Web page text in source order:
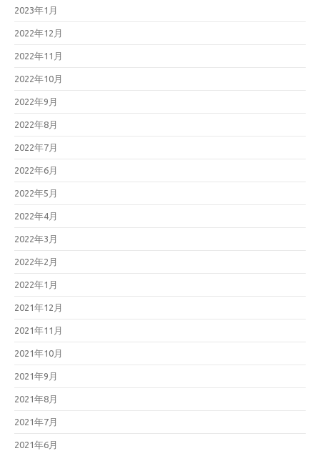
2023年1月
2022年12月
2022年11月
2022年10月
2022年9月
2022年8月
2022年7月
2022年6月
2022年5月
2022年4月
2022年3月
2022年2月
2022年1月
2021年12月
2021年11月
2021年10月
2021年9月
2021年8月
2021年7月
2021年6月